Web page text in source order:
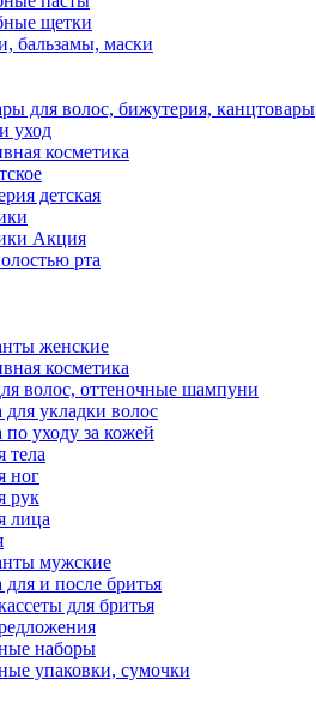
щетки
бальзамы, маски
для волос, бижутерия, канцтовары
уход
косметика
детская
Акция
рта
женские
косметика
волос, оттеночные шампуни
для укладки волос
по уходу за кожей
тела
ног
рук
лица
мужские
для и после бритья
для бритья
наборы
упаковки, сумочки